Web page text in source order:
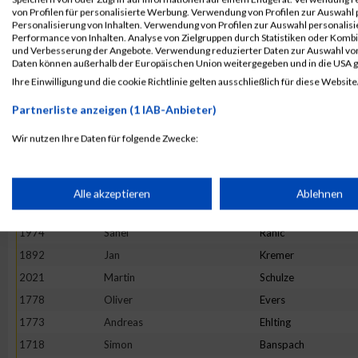
2078
Christian Wagner
1906
Dominik Laux
1728
Marcel Beilstein
1810
Christoph Goedtel
1729
Jan
Markus
1991
Martin Robrecht
1974
Sanel Rahic
1892
Jan Kremer
2021
Martin Schulze
1778
Oliver Evers
1773
Andreas Ehlting
1718
Simon Banspach
von Profilen für personalisierte Werbung. Verwendung von Profilen zur
Personalisierung von Inhalten. Verwendung von Profilen zur Auswahl
Performance von Inhalten. Analyse von Zielgruppen durch Statistiken oder
und Verbesserung der Angebote. Verwendung reduzierter Daten zur Auswahl
Daten können außerhalb der Europäischen Union weitergegeben und in die USA
Ihre Einwilligung und die cookie Richtlinie gelten ausschließlich für diese
Partnerliste anzeigen (1 IAB-Anbieter)
Wir nutzen Ihre Daten für folgende Zwecke:
Speichern von oder Zugriff auf Informationen auf einem
Verwendung reduzierter Daten zur Auswahl von Werbeanzeigen
Verwendung von Profilen zur Auswahl personalisierter Werbung
Alle akzeptieren Ablehnen